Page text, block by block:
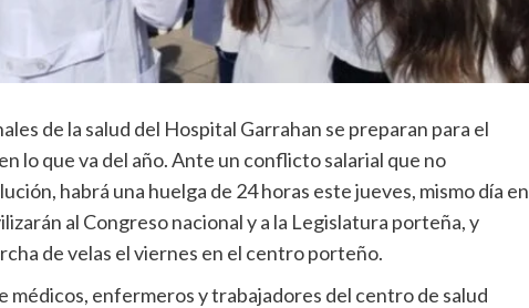
de la salud del Hospital Garrahan se preparan para el
lo que va del año. Ante un conflicto salarial que no
habrá una huelga de 24 horas este jueves, mismo día en
al Congreso nacional y a la Legislatura porteña, y
de velas el viernes en el centro porteño.
médicos, enfermeros y trabajadores del centro de salud